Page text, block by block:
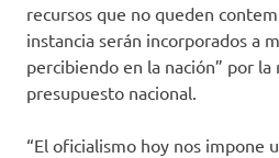
recursos que no queden
instancia serán incorporados a
percibiendo en la nación” por la
presupuesto nacional.
“El oficialismo hoy nos impone